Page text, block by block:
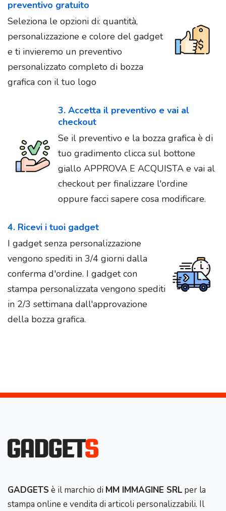
preventivo gratuito
Seleziona le opzioni di: quantità,
personalizzazione e colore del gadget
e ti invieremo un preventivo
personalizzato completo di bozza
grafica con il tuo logo
3. Accetta il preventivo e vai al
checkout
Se il preventivo e la bozza grafica è di
tuo gradimento clicca sul bottone
giallo APPROVA E ACQUISTA e vai al
checkout per finalizzare l'ordine
oppure facci sapere cosa modificare.
4. Ricevi i tuoi gadget
I gadget senza personalizzazione
vengono spediti in 3/4 giorni dalla
conferma d'ordine. I gadget con
stampa personalizzata vengono spediti
in 2/3 settimana dall'approvazione
della bozza grafica.
GADGETS è il marchio di MM IMMAGINE SRL per la
stampa online e vendita di articoli personalizzabili. Il